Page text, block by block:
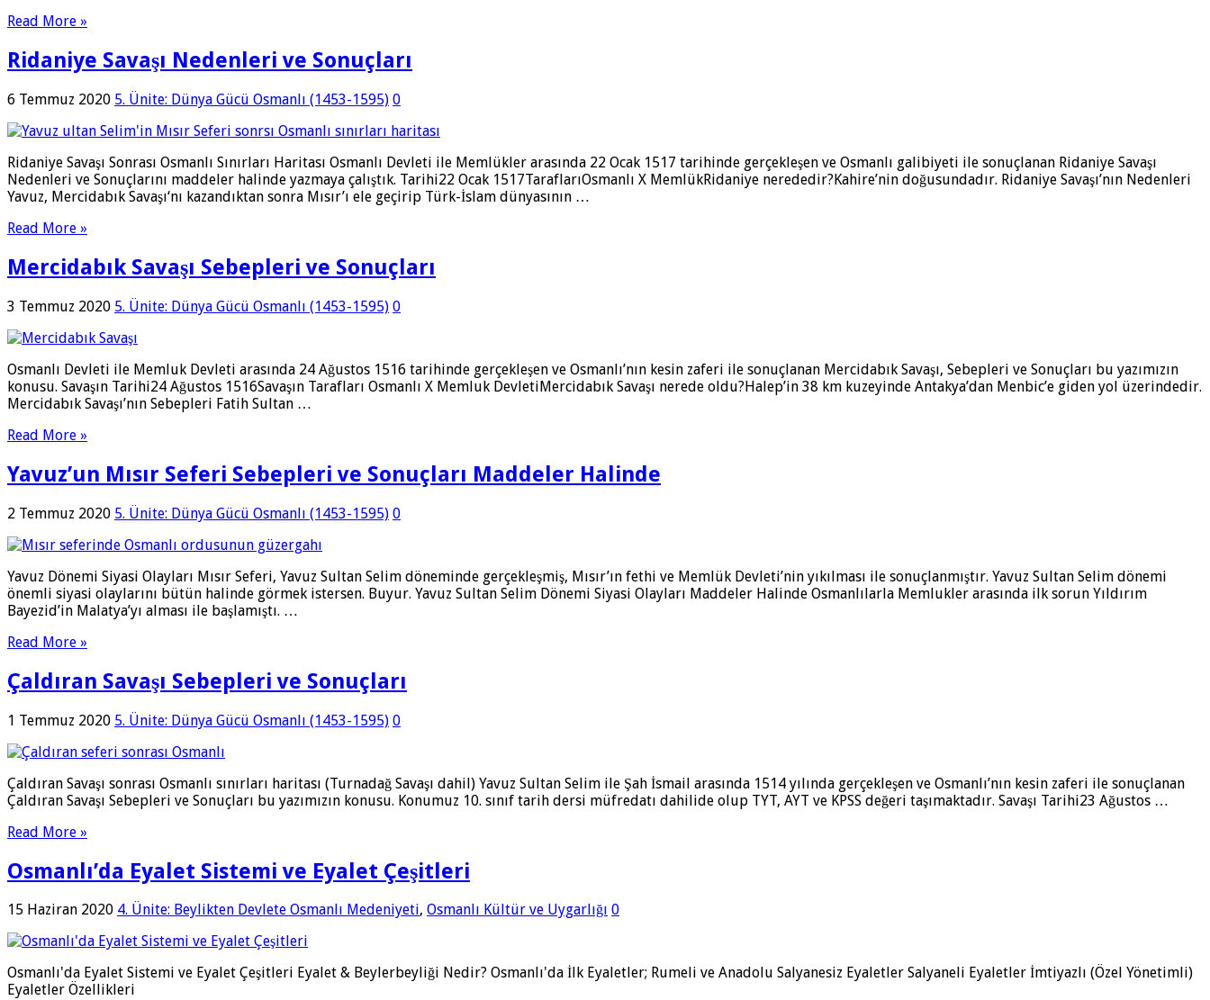
Read More »
Ridaniye Savaşı Nedenleri ve Sonuçları
6 Temmuz 2020 5. Ünite: Dünya Gücü Osmanlı (1453-1595) 0
Ridaniye Savaşı Sonrası Osmanlı Sınırları Haritası Osmanlı Devleti ile Memlükler arasında 22 Ocak 1517 tarihinde gerçekleşen ve Osmanlı galibiyeti ile sonuçlanan Ridaniye Savaşı
Nedenleri ve Sonuçlarını maddeler halinde yazmaya çalıştık. Tarihi22 Ocak 1517TaraflarıOsmanlı X MemlükRidaniye nerededir?Kahire’nin doğusundadır. Ridaniye Savaşı’nın Nedenleri
Yavuz, Mercidabık Savaşı‘nı kazandıktan sonra Mısır’ı ele geçirip Türk-İslam dünyasının …
Read More »
Mercidabık Savaşı Sebepleri ve Sonuçları
3 Temmuz 2020 5. Ünite: Dünya Gücü Osmanlı (1453-1595) 0
Osmanlı Devleti ile Memluk Devleti arasında 24 Ağustos 1516 tarihinde gerçekleşen ve Osmanlı’nın kesin zaferi ile sonuçlanan Mercidabık Savaşı, Sebepleri ve Sonuçları bu yazımızın
konusu. Savaşın Tarihi24 Ağustos 1516Savaşın Tarafları Osmanlı X Memluk DevletiMercidabık Savaşı nerede oldu?Halep’in 38 km kuzeyinde Antakya’dan Menbic’e giden yol üzerindedir.
Mercidabık Savaşı’nın Sebepleri Fatih Sultan …
Read More »
Yavuz’un Mısır Seferi Sebepleri ve Sonuçları Maddeler Halinde
2 Temmuz 2020 5. Ünite: Dünya Gücü Osmanlı (1453-1595) 0
Yavuz Dönemi Siyasi Olayları Mısır Seferi, Yavuz Sultan Selim döneminde gerçekleşmiş, Mısır’ın fethi ve Memlük Devleti’nin yıkılması ile sonuçlanmıştır. Yavuz Sultan Selim dönemi
önemli siyasi olaylarını bütün halinde görmek istersen. Buyur. Yavuz Sultan Selim Dönemi Siyasi Olayları Maddeler Halinde Osmanlılarla Memlukler arasında ilk sorun Yıldırım
Bayezid’in Malatya’yı alması ile başlamıştı. …
Read More »
Çaldıran Savaşı Sebepleri ve Sonuçları
1 Temmuz 2020 5. Ünite: Dünya Gücü Osmanlı (1453-1595) 0
Çaldıran Savaşı sonrası Osmanlı sınırları haritası (Turnadağ Savaşı dahil) Yavuz Sultan Selim ile Şah İsmail arasında 1514 yılında gerçekleşen ve Osmanlı’nın kesin zaferi ile sonuçlanan
Çaldıran Savaşı Sebepleri ve Sonuçları bu yazımızın konusu. Konumuz 10. sınıf tarih dersi müfredatı dahilide olup TYT, AYT ve KPSS değeri taşımaktadır. Savaşı Tarihi23 Ağustos …
Read More »
Osmanlı’da Eyalet Sistemi ve Eyalet Çeşitleri
15 Haziran 2020 4. Ünite: Beylikten Devlete Osmanlı Medeniyeti, Osmanlı Kültür ve Uygarlığı 0
Osmanlı'da Eyalet Sistemi ve Eyalet Çeşitleri Eyalet & Beylerbeyliği Nedir? Osmanlı'da İlk Eyaletler; Rumeli ve Anadolu Salyanesiz Eyaletler Salyaneli Eyaletler İmtiyazlı (Özel Yönetimli)
Eyaletler Özellikleri